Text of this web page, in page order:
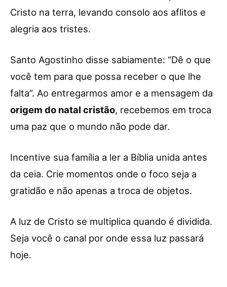
Cristo na terra, levando consolo aos aflitos e
alegria aos tristes.
Santo Agostinho disse sabiamente: “Dê o que
você tem para que possa receber o que lhe
falta”. Ao entregarmos amor e a mensagem da
origem do natal cristão, recebemos em troca
uma paz que o mundo não pode dar.
Incentive sua família a ler a Bíblia unida antes
da ceia. Crie momentos onde o foco seja a
gratidão e não apenas a troca de objetos.
A luz de Cristo se multiplica quando é dividida.
Seja você o canal por onde essa luz passará
hoje.